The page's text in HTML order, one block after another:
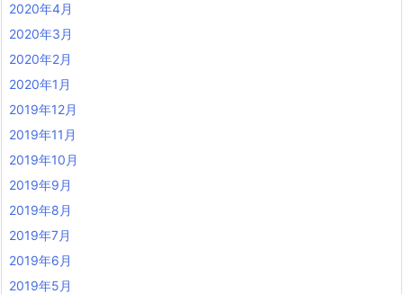
2020年4月
2020年3月
2020年2月
2020年1月
2019年12月
2019年11月
2019年10月
2019年9月
2019年8月
2019年7月
2019年6月
2019年5月